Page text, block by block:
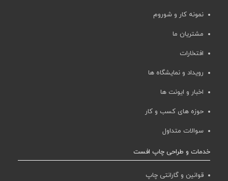
نمونه کار و شوروم
مشتریان ما
افتخارات
رویداد و نمایشگاه ها
اخبار و ایونت ها
حوزه های کسب و کار
سوالات متداول
خدمات و طراحی چاپ افست
قوانین و گارانتی چاپ